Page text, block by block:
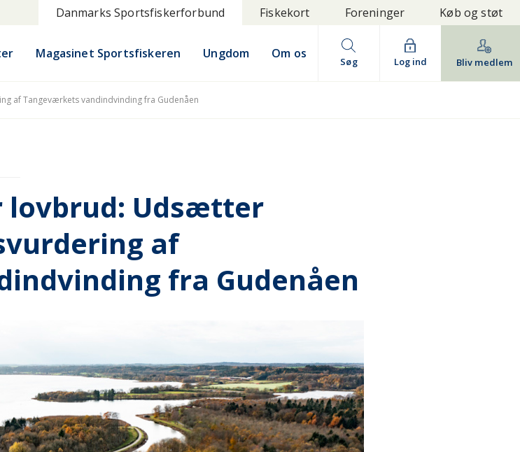
Danmarks Sportsfiskerforbund Fiskekort Foreninger Køb og støt
Magasinet Sportsfiskeren Ungdom Om os
Søg Log ind Bliv medlem
af Tangeværkets vandindvinding fra Gudenåen
lovbrud: Udsætter
af
fra Gudenåen